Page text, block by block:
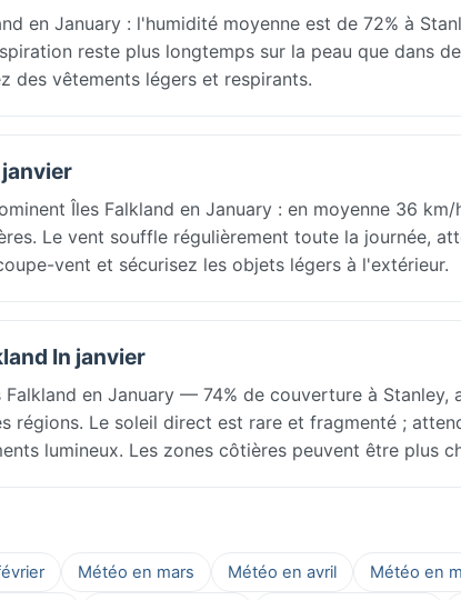
en January : l'humidité moyenne est de 72% à
reste plus longtemps sur la peau que dans
des vêtements légers et respirants.
janvier
Îles Falkland en January : en moyenne 36
Le vent souffle régulièrement toute la journée,
vent et sécurisez les objets légers à l'extérieur.
In janvier
Falkland en January — 74% de couverture à
régions. Le soleil direct est rare et fragmenté ;
lumineux. Les zones côtières peuvent être plus
Météo en mars Météo en avril Météo en